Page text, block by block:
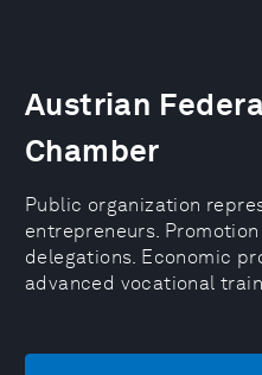
Austrian
Chamber
Public organization
entrepreneurs.
delegations. Economic
advanced vocational